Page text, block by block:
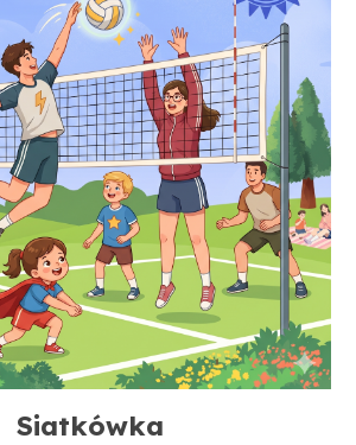
Siatkówka